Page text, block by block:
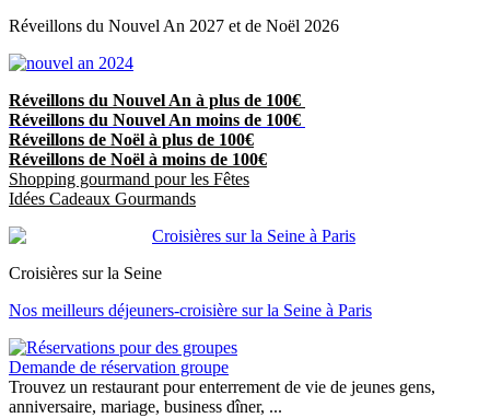
Réveillons du Nouvel An 2027 et de Noël 2026
Réveillons du Nouvel An à plus de 100€
Réveillons du Nouvel An moins de 100€
Réveillons de Noël à plus de 100€
Réveillons de Noël à moins de 100€
Shopping gourmand pour les Fêtes
Idées Cadeaux Gourmands
Croisières sur la Seine
Nos meilleurs déjeuners-croisière sur la Seine à Paris
Demande de réservation groupe
Trouvez un restaurant pour enterrement de vie de jeunes gens,
anniversaire, mariage, business dîner, ...